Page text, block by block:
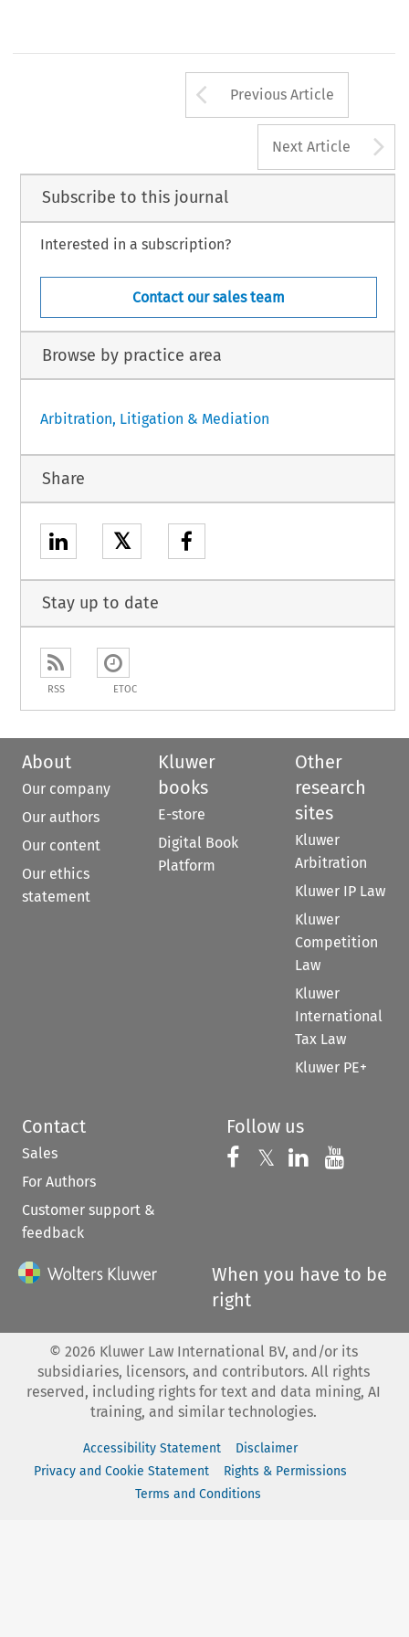
Arrow button
Previous Article
Next Article
Subscribe to this journal
Interested in a subscription?
Contact our sales team
Browse by practice area
Arbitration, Litigation & Mediation
Share
𝕏
Stay up to date
RSS ETOC
About
Our company
Our authors
Our content
Our ethics
statement
Kluwer
books
E-store
Digital Book
Platform
Other
research
sites
Kluwer
Arbitration
Kluwer IP Law
Kluwer
Competition
Law
Kluwer
International
Tax Law
Kluwer PE+
Contact
Sales
For Authors
Customer support &
feedback
Follow us
Follow us on
𝕏 Follow us on
Follow us
When you have to be
right
© 2026 Kluwer Law International BV, and/or its
subsidiaries, licensors, and contributors. All rights
reserved, including rights for text and data mining, AI
training, and similar technologies.
Accessibility Statement
Disclaimer
Privacy and Cookie Statement
Rights & Permissions
Terms and Conditions